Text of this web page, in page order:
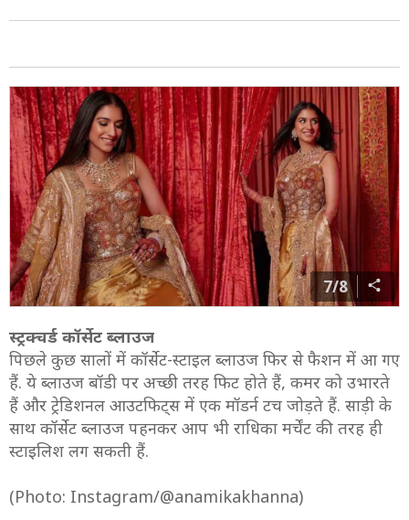
7/8
स्ट्रक्चर्ड कॉर्सेट ब्लाउज
पिछले कुछ सालों में कॉर्सेट-स्टाइल ब्लाउज फिर से फैशन में आ गए
हैं. ये ब्लाउज बॉडी पर अच्छी तरह फिट होते हैं, कमर को उभारते
हैं और ट्रेडिशनल आउटफिट्स में एक मॉडर्न टच जोड़ते हैं. साड़ी के
साथ कॉर्सेट ब्लाउज पहनकर आप भी राधिका मर्चेंट की तरह ही
स्टाइलिश लग सकती हैं.
(Photo: Instagram/@anamikakhanna)